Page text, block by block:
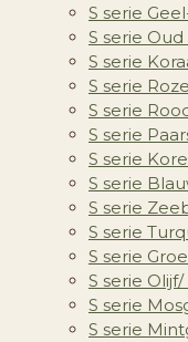
S serie
S serie
S serie
S serie
S serie
S serie
S serie
S serie
S serie
S serie
S serie
S serie Olijf/
S serie
S serie